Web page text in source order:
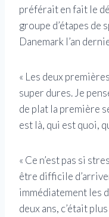
préférait en fait le
groupe d’étapes de
Danemark l’an
« Les deux
super dures. Je
de plat la première
est là, qui est quoi,
« Ce n’est pas si
être difficile
immédiatement les
deux ans, c’était